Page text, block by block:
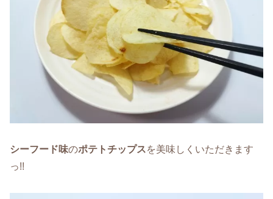
シーフード味のポテトチップスを美味しくいただきます
っ!!